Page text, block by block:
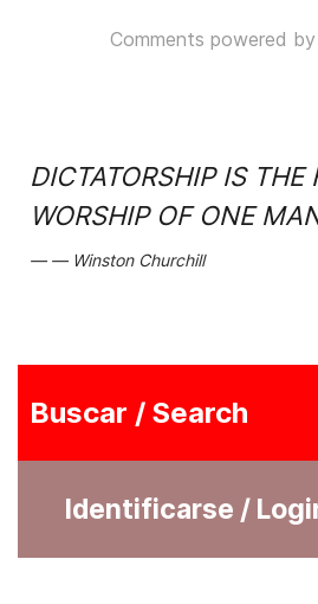
Comments powered by
DICTATORSHIP IS THE
WORSHIP OF ONE
Winston Churchill
Buscar / Search
Identificarse /